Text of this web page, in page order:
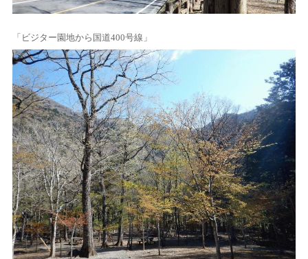
「ビジター園地から国道400号線」